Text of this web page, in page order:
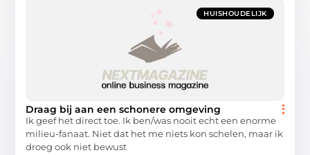
HUISHOUDELIJK
Draag bij aan een schonere omgeving
Ik geef het direct toe. Ik ben/was nooit echt een enorme
milieu-fanaat. Niet dat het me niets kon schelen, maar ik
droeg ook niet bewust